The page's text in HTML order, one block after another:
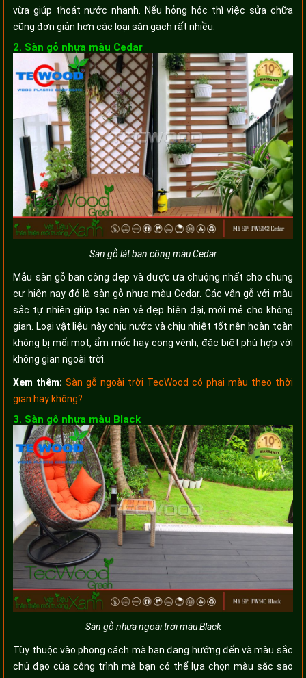
vừa giúp thoát nước nhanh. Nếu hỏng hóc thì việc sửa chữa
cũng đơn giản hơn các loại sàn gạch rất nhiều.
2. Sàn gỗ nhựa màu Cedar
Sàn gỗ lát ban công màu Cedar
Mẫu sàn gỗ ban công đẹp và được ưa chuộng nhất cho chung
cư hiện nay đó là sàn gỗ nhựa màu Cedar. Các vân gỗ với màu
sắc tự nhiên giúp tạo nên vẻ đẹp hiện đại, mới mẻ cho không
gian. Loại vật liệu này chịu nước và chịu nhiệt tốt nên hoàn toàn
không bị mối mọt, ẩm mốc hay cong vênh, đặc biệt phù hợp với
không gian ngoài trời.
Xem thêm: Sàn gỗ ngoài trời TecWood có phai màu theo thời
gian hay không?
3. Sàn gỗ nhựa màu Black
Sàn gỗ nhựa ngoài trời màu Black
Tùy thuộc vào phong cách mà bạn đang hướng đến và màu sắc
chủ đạo của công trình mà bạn có thể lựa chọn màu sắc sao